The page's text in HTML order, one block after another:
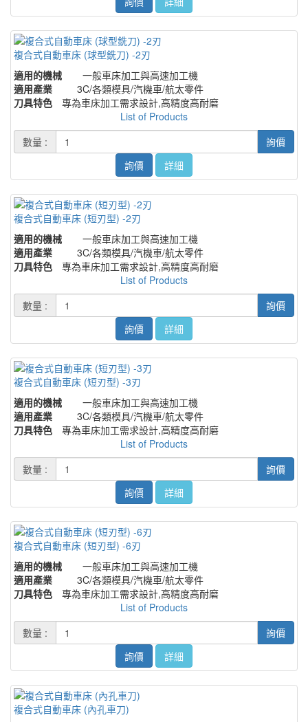
複合式自動車床 (球型銑刀) -2刃
適用的機械
一般車床加工與高速加工機
適用產業
3C/各類模具/汽機車/航太零件
刀具特色
專為車床加工需求設計,高精度高耐磨
List of Products
數量 :
詢價
詢價
詳細
複合式自動車床 (短刃型) -2刃
適用的機械
一般車床加工與高速加工機
適用產業
3C/各類模具/汽機車/航太零件
刀具特色
專為車床加工需求設計,高精度高耐磨
List of Products
數量 :
詢價
詢價
詳細
複合式自動車床 (短刃型) -3刃
適用的機械
一般車床加工與高速加工機
適用產業
3C/各類模具/汽機車/航太零件
刀具特色
專為車床加工需求設計,高精度高耐磨
List of Products
數量 :
詢價
詢價
詳細
複合式自動車床 (短刃型) -6刃
適用的機械
一般車床加工與高速加工機
適用產業
3C/各類模具/汽機車/航太零件
刀具特色
專為車床加工需求設計,高精度高耐磨
List of Products
數量 :
詢價
詢價
詳細
複合式自動車床 (內孔車刀)